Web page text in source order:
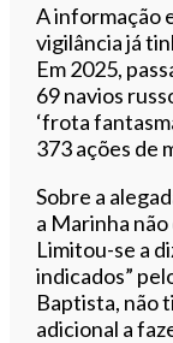
A informação
vigilância já
Em 2025,
69 navios
‘frota
373 ações de
Sobre a
a Marinha
Limitou-se a
indicados”
Baptista, não
adicional a